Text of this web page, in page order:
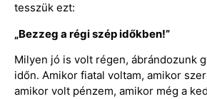
tesszük ezt:
„Bezzeg a régi szép időkben!”
Milyen jó is volt régen, ábrándozunk
időn. Amikor fiatal voltam, amikor
amikor volt pénzem, amikor még a